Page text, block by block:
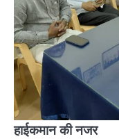
हाईकमान की नजर